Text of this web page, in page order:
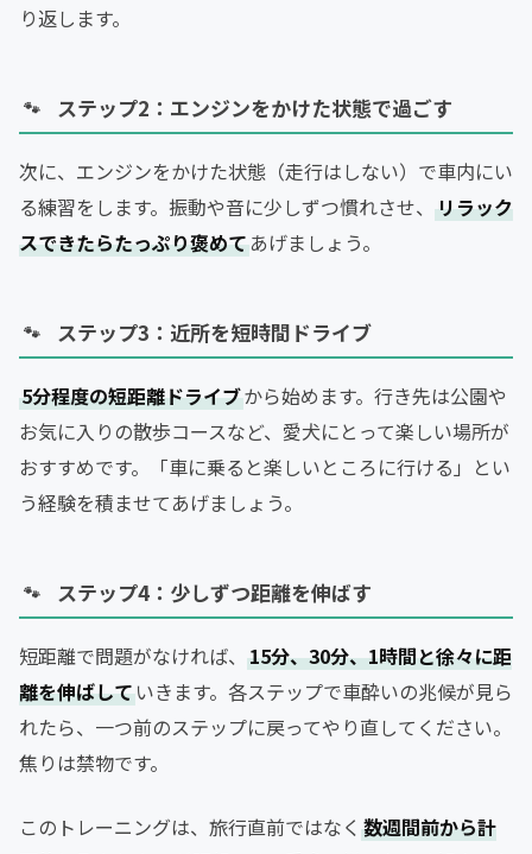
り返します。
ステップ2：エンジンをかけた状態で過ごす
次に、エンジンをかけた状態（走行はしない）で車内にい
る練習をします。振動や音に少しずつ慣れさせ、 リラック
スできたらたっぷり褒めてあげましょう。
ステップ3：近所を短時間ドライブ
5分程度の短距離ドライブから始めます。行き先は公園や
お気に入りの散歩コースなど、愛犬にとって楽しい場所が
おすすめです。「車に乗ると楽しいところに行ける」とい
う経験を積ませてあげましょう。
ステップ4：少しずつ距離を伸ばす
短距離で問題がなければ、 15分、30分、1時間と徐々に距
離を伸ばしていきます。各ステップで車酔いの兆候が見ら
れたら、一つ前のステップに戻ってやり直してください。
焦りは禁物です。
このトレーニングは、旅行直前ではなく 数週間前から計